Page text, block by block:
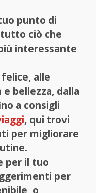
punto di
ciò che
interessante
alle
bellezza, dalla
a consigli
, qui trovi
per migliorare
per il tuo
per